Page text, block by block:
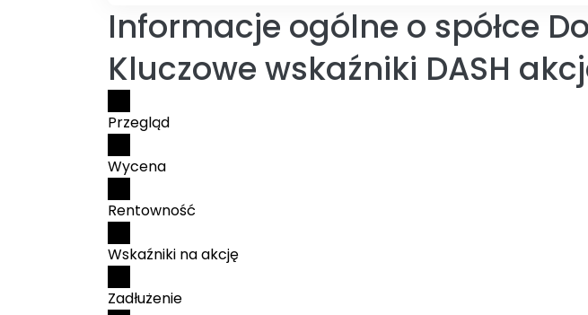
Informacje ogólne o spółce
Kluczowe wskaźniki DASH
Przegląd
Wycena
Rentowność
Wskaźniki na akcję
Zadłużenie